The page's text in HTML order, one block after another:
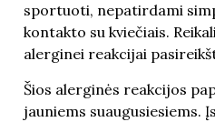
sportuoti, nepatirdami
kontakto su kviečiais.
alerginei reakcijai
Šios alerginės reakcijos
jauniems suaugusiesiems.